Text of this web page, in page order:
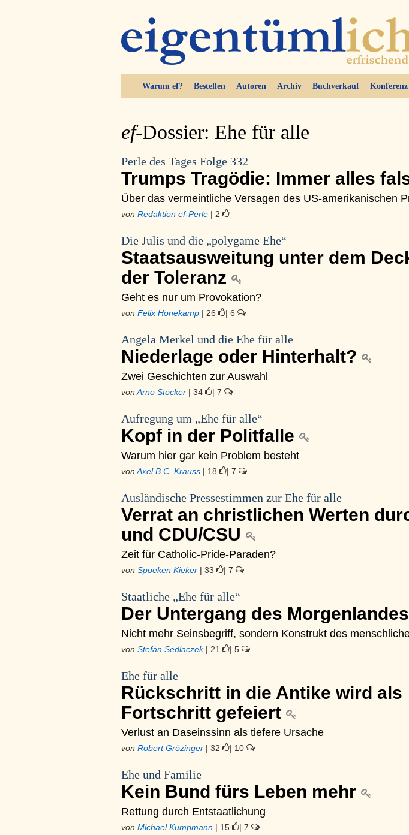
Warum ef? Bestellen Autoren Archiv Buchverkauf Konferenz
ef-Dossier: Ehe für alle
Perle des Tages Folge 332
Trumps Tragödie: Immer alles
Über das vermeintliche Versagen des US-amerikanischen
von Redaktion ef-Perle | 2
Die Julis und die „polygame Ehe“
Staatsausweitung unter dem
der Toleranz
Geht es nur um Provokation?
von Felix Honekamp | 26 | 6
Angela Merkel und die Ehe für alle
Niederlage oder Hinterhalt?
Zwei Geschichten zur Auswahl
von Arno Stöcker | 34 | 7
Aufregung um „Ehe für alle“
Kopf in der Politfalle
Warum hier gar kein Problem besteht
von Axel B.C. Krauss | 18 | 7
Ausländische Pressestimmen zur Ehe für alle
Verrat an christlichen Werten
und CDU/CSU
Zeit für Catholic-Pride-Paraden?
von Spoeken Kieker | 33 | 7
Staatliche „Ehe für alle“
Der Untergang des Morgenlandes
Nicht mehr Seinsbegriff, sondern Konstrukt des
von Stefan Sedlaczek| 21 | 5
Ehe für alle
Rückschritt in die Antike wird als
Fortschritt gefeiert
Verlust an Daseinssinn als tiefere Ursache
von Robert Grözinger | 32 | 10
Ehe und Familie
Kein Bund fürs Leben mehr
Rettung durch Entstaatlichung
von Michael Kumpmann | 15 | 7